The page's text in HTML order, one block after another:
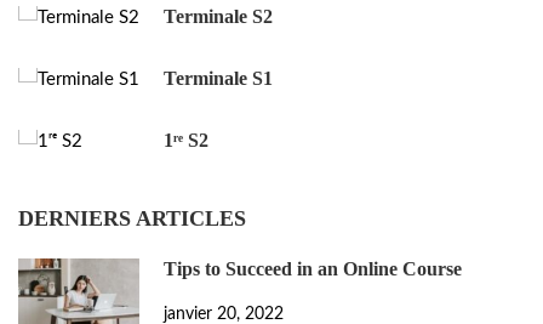
Terminale S2
Terminale S1
1ʳᵉ S2
DERNIERS ARTICLES
Tips to Succeed in an Online Course
janvier 20, 2022